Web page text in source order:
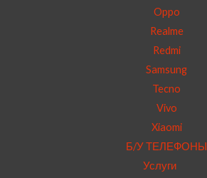
Oppo
Realme
Redmi
Samsung
Tecno
Vivo
Xiaomi
Б/У ТЕЛЕФОНЫ
Услуги